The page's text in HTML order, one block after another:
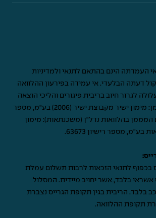
העמדתה הינם בהתאם לתנאי ולמדיניות
דעתה הבלעדי. אי עמידה בפירעון ההלוואה
לגרור חיוב בריבית פיגורים והליכי הוצאה
לפועל. הגורם המממן: מימון ישיר מקבוצת ישיר (2006) בע"מ, מספר
הגורם המממן בהלוואות נדל"ן (משכנתאות): מימון
בע"מ, מספר רישיון 63673.
בכפוף לתנאי הזכאות לרבות תשלום עמלת
בלבד, אשר יחויב מיידית. המסלול
בלבד. הריבית בגין תקופת הגרייס נצברת
תקופת ההלוואה.